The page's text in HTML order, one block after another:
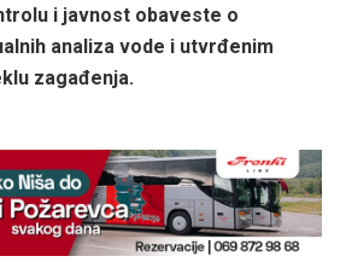
i javnost obaveste o
analiza vode i utvrđenim
zagađenja.